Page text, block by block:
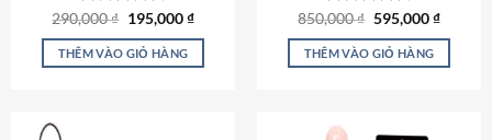
Được xếp
hạng4.64
5 sao
290,000₫ Giá
là:
290,000 ₫.
195,000₫Giá
tại
THÊM VÀO GIỎ HÀNG
Được xếp
hạng4.69
5 sao
850,000₫ Giá
là:
850,000 ₫.
595,000₫Giá
tại
THÊM VÀO GIỎ HÀNG